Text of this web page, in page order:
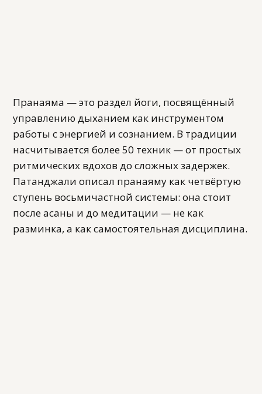
Пранаяма — это раздел йоги, посвящённый
управлению дыханием как инструментом
работы с энергией и сознанием. В традиции
насчитывается более 50 техник — от простых
ритмических вдохов до сложных задержек.
Патанджали описал пранаяму как четвёртую
ступень восьмичастной системы: она стоит
после асаны и до медитации — не как
разминка, а как самостоятельная дисциплина.